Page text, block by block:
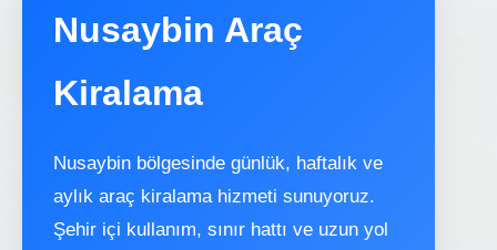
Nusaybin Araç
Kiralama
Nusaybin bölgesinde günlük, haftalık ve
aylık araç kiralama hizmeti sunuyoruz.
Şehir içi kullanım, sınır hattı ve uzun yol